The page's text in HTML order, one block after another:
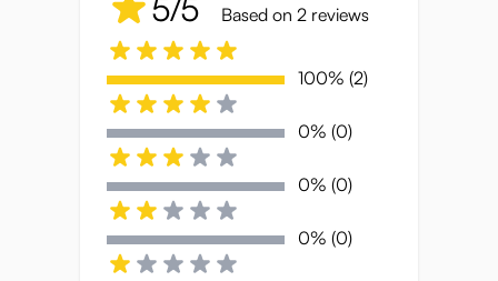
5/5 Based on 2 reviews
100% (2)
0% (0)
0% (0)
0% (0)